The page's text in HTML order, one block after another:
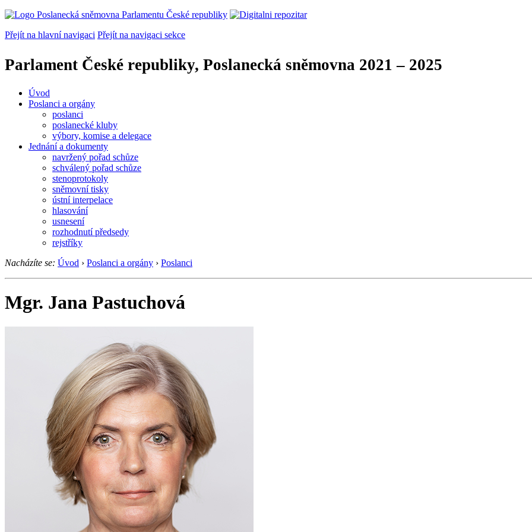
Přejít na hlavní navigaci Přejít na navigaci sekce
Parlament České republiky, Poslanecká sněmovna 2021 – 2025
Úvod
Poslanci a orgány
poslanci
poslanecké kluby
výbory, komise a delegace
Jednání a dokumenty
navržený pořad schůze
schválený pořad schůze
stenoprotokoly
sněmovní tisky
ústní interpelace
hlasování
usnesení
rozhodnutí předsedy
rejstříky
Nacházíte se: Úvod › Poslanci a orgány › Poslanci
Mgr. Jana Pastuchová